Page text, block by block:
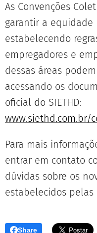
As Convenções
garantir a equidade
estabelecendo
empregadores e
dessas áreas
acessando os
oficial do SIETHD:
www.siethd.com.br/
Para mais
entrar em contato
dúvidas sobre os
estabelecidos pelas
Share